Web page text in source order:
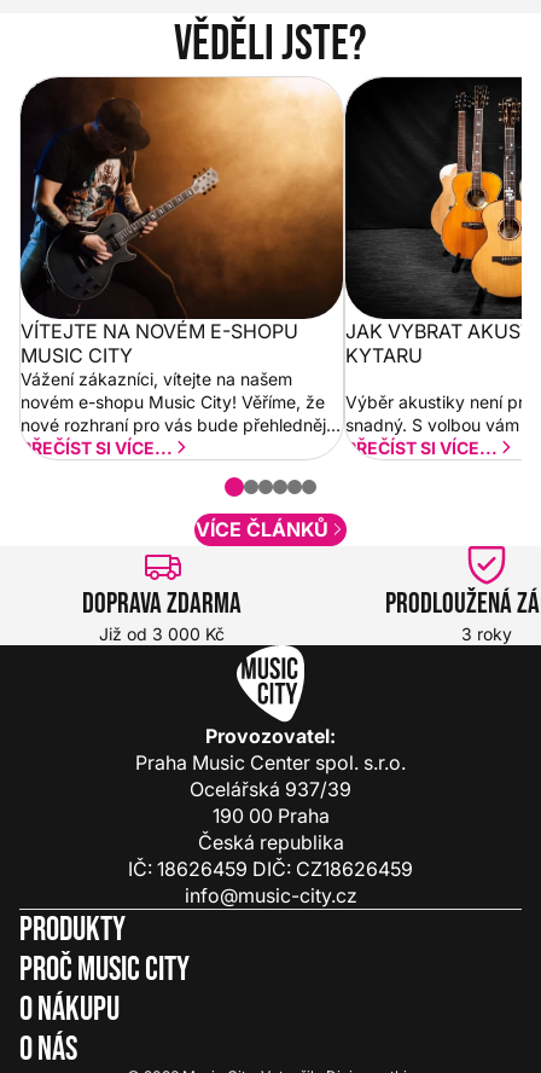
Věděli jste?
Vítejte na novém e-shopu Music
City
VÍTEJTE NA NOVÉM E-SHOPU
MUSIC CITY
Vážení zákazníci, vítejte na našem
novém e-shopu Music City! Věříme, že
nové rozhraní pro vás bude přehlednější
a rychlejší. Postupně budeme přidávat
PŘEČÍST SI VÍCE...
Jak vybrat
JAK VYBRAT
KYTARU
Výběr akustiky není pro
snadný. S volbou vám
PŘEČÍST SI VÍCE...
VÍCE ČLÁNKŮ
Doprava zdarma
Již od 3 000 Kč
Prodloužená
3 roky
Provozovatel:
Praha Music Center spol. s.r.o.
Ocelářská 937/39
190 00 Praha
Česká republika
IČ: 18626459 DIČ: CZ18626459
info@music-city.cz
Produkty
Proč Music City
O nákupu
O nás